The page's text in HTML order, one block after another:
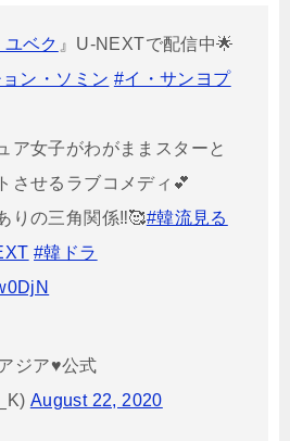
ベク 』U-NEXTで配信中🌟
ン・ソミン #イ・サンヨプ
ア女子がわがままスターと
させるラブコメディ💕
りの三角関係‼️🥰#韓流見る
#韓ドラ
ジア♥公式
August 22, 2020